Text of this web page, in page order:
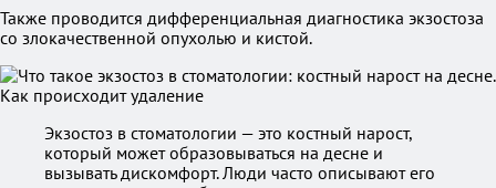
Также проводится дифференциальная диагностика экзостоза
со злокачественной опухолью и кистой.
Экзостоз в стоматологии — это костный нарост,
который может образовываться на десне и
вызывать дискомфорт. Люди часто описывают его